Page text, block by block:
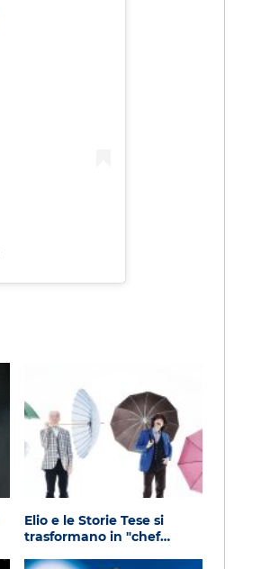
Elio e le Storie Tese si
trasformano in "chef…